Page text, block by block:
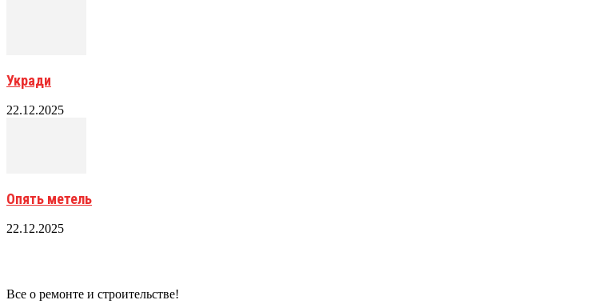
Укради
22.12.2025
Опять метель
22.12.2025
Все о ремонте и строительстве!